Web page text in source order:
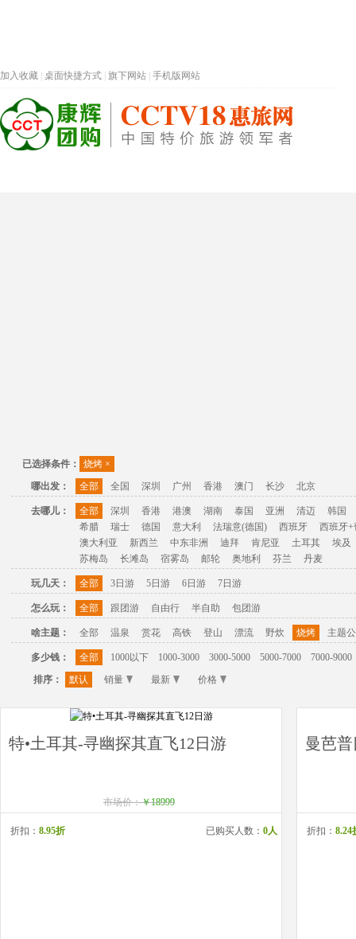
加入收藏 桌面快捷方式 旗下网站 手机版网站
已选择条件： 烧烤 ×
哪出发：
全部 全国 深圳 广州 香港 澳门 长沙 北京
去哪儿： 全部 深圳 香港 港澳 湖南 泰国 亚洲 清迈
韩国
希腊
瑞士 德国 意大利 法瑞意(德国) 西班牙
西班牙+
澳大利亚
新西兰 中东非洲 迪拜 肯尼亚 土耳其
埃及
苏梅岛
长滩岛 宿雾岛 邮轮 奥地利 芬兰 丹麦
玩几天： 全部 3日游 5日游 6日游 7日游
怎么玩： 全部 跟团游 自由行 半自助 包团游
啥主题： 全部 温泉 赏花 高铁 登山 漂流 野炊 烧烤 主题
多少钱： 全部 1000以下 1000-3000 3000-5000 5000-7000
7000-9000
排序：
默认 销量 最新 价格
特•土耳其-寻幽探其直飞12日游
市场价：￥18999
折扣： 8.95折 已购买人数： 0人
曼芭
折扣： 8.24